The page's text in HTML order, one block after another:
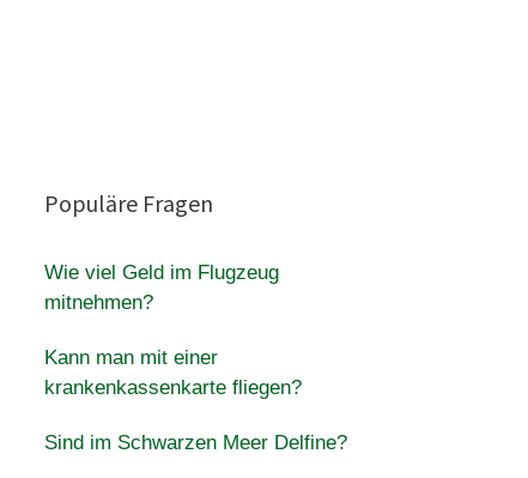
Populäre Fragen
Wie viel Geld im Flugzeug
mitnehmen?
Kann man mit einer
krankenkassenkarte fliegen?
Sind im Schwarzen Meer Delfine?